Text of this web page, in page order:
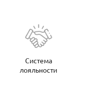
Система
лояльности